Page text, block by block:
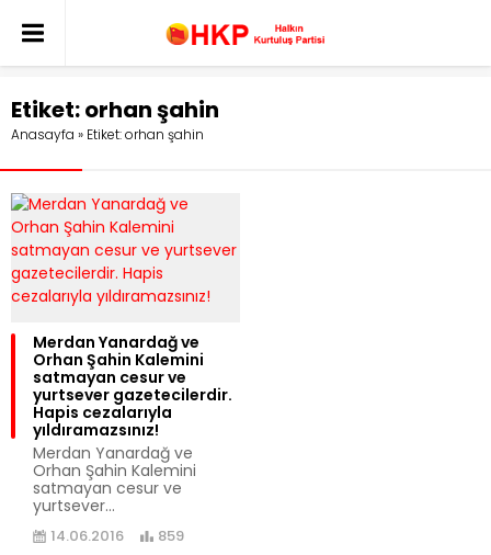
Etiket:orhan şahin
Anasayfa » Etiket: orhan şahin
Merdan Yanardağ ve
Orhan Şahin Kalemini
satmayan cesur ve
yurtsever gazetecilerdir.
Hapis cezalarıyla
yıldıramazsınız!
Merdan Yanardağ ve
Orhan Şahin Kalemini
satmayan cesur ve
yurtsever...
14.06.2016 859